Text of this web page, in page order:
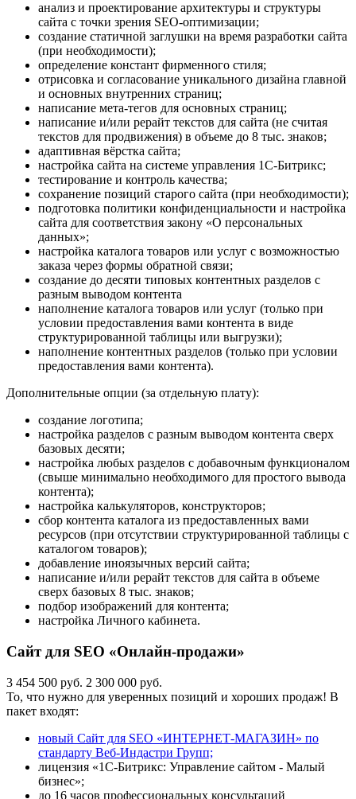
анализ и проектирование архитектуры и структуры
сайта с точки зрения SEO-оптимизации;
создание статичной заглушки на время разработки сайта
(при необходимости);
определение констант фирменного стиля;
отрисовка и согласование уникального дизайна главной
и основных внутренних страниц;
написание мета-тегов для основных страниц;
написание и/или рерайт текстов для сайта (не считая
текстов для продвижения) в объеме до 8 тыс. знаков;
адаптивная вёрстка сайта;
настройка сайта на системе управления 1С-Битрикс;
тестирование и контроль качества;
сохранение позиций старого сайта (при необходимости);
подготовка политики конфиденциальности и настройка
сайта для соответствия закону «О персональных
данных»;
настройка каталога товаров или услуг с возможностью
заказа через формы обратной связи;
создание до десяти типовых контентных разделов с
разным выводом контента
наполнение каталога товаров или услуг (только при
условии предоставления вами контента в виде
структурированной таблицы или выгрузки);
наполнение контентных разделов (только при условии
предоставления вами контента).
Дополнительные опции (за отдельную плату):
создание логотипа;
настройка разделов с разным выводом контента сверх
базовых десяти;
настройка любых разделов с добавочным функционалом
(свыше минимально необходимого для простого вывода
контента);
настройка калькуляторов, конструкторов;
сбор контента каталога из предоставленных вами
ресурсов (при отсутствии структурированной таблицы с
каталогом товаров);
добавление иноязычных версий сайта;
написание и/или рерайт текстов для сайта в объеме
сверх базовых 8 тыс. знаков;
подбор изображений для контента;
настройка Личного кабинета.
Сайт для SEO «Онлайн-продажи»
3 454 500 руб. 2 300 000 руб.
То, что нужно для уверенных позиций и хороших продаж! В
пакет входят:
новый Сайт для SEO «ИНТЕРНЕТ-МАГАЗИН» по
стандарту Веб-Индастри Групп;
лицензия «1С-Битрикс: Управление сайтом - Малый
бизнес»;
до 16 часов профессиональных консультаций